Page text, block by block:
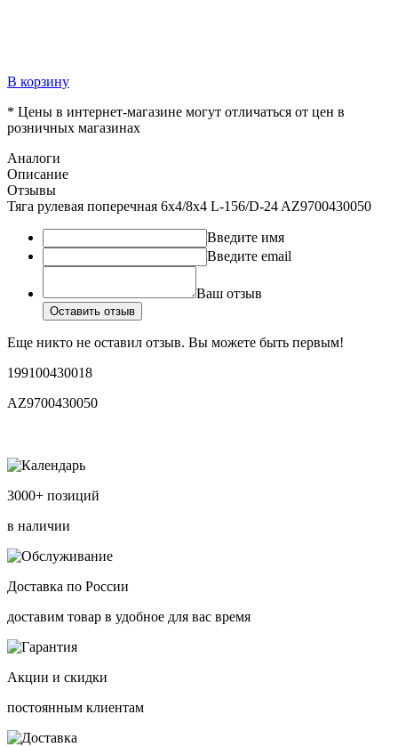
В корзину
* Цены в интернет-магазине могут отличаться от цен в
розничных магазинах
Аналоги
Описание
Отзывы
Тяга рулевая поперечная 6х4/8х4 L-156/D-24 AZ9700430050
Введите имя
Введите email
Ваш отзыв
Оставить отзыв
Еще никто не оставил отзыв. Вы можете быть первым!
199100430018
AZ9700430050
3000+ позиций
в наличии
Доставка по России
доставим товар в удобное для вас время
Акции и скидки
постоянным клиентам